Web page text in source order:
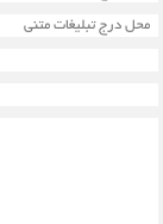
محل درج تبلیغات متنی